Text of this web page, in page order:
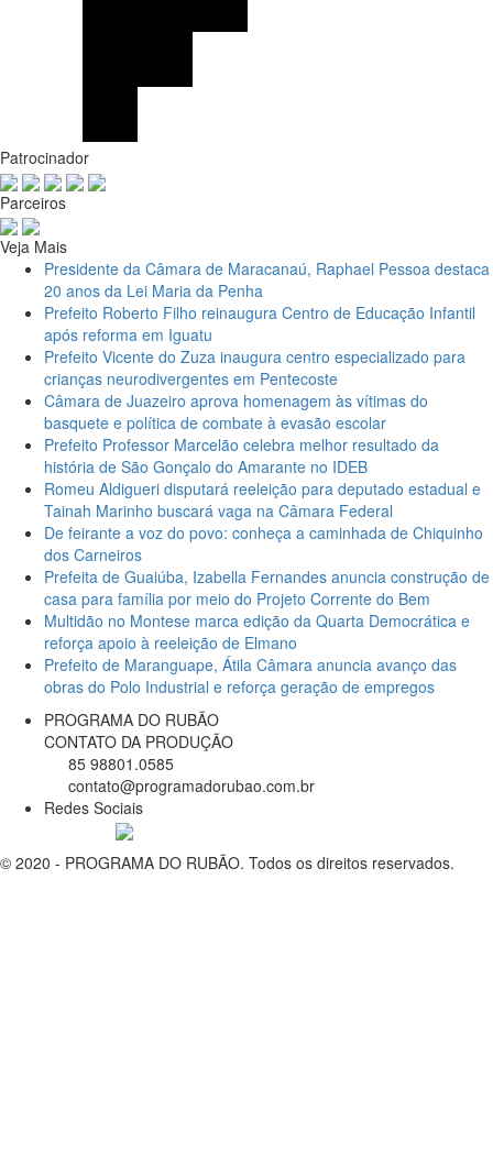
Patrocinador
Parceiros
Veja Mais
Presidente da Câmara de Maracanaú, Raphael Pessoa destaca
20 anos da Lei Maria da Penha
Prefeito Roberto Filho reinaugura Centro de Educação Infantil
após reforma em Iguatu
Prefeito Vicente do Zuza inaugura centro especializado para
crianças neurodivergentes em Pentecoste
Câmara de Juazeiro aprova homenagem às vítimas do
basquete e política de combate à evasão escolar
Prefeito Professor Marcelão celebra melhor resultado da
história de São Gonçalo do Amarante no IDEB
Romeu Aldigueri disputará reeleição para deputado estadual e
Tainah Marinho buscará vaga na Câmara Federal
De feirante a voz do povo: conheça a caminhada de Chiquinho
dos Carneiros
Prefeita de Guaiúba, Izabella Fernandes anuncia construção de
casa para família por meio do Projeto Corrente do Bem
Multidão no Montese marca edição da Quarta Democrática e
reforça apoio à reeleição de Elmano
Prefeito de Maranguape, Átila Câmara anuncia avanço das
obras do Polo Industrial e reforça geração de empregos
PROGRAMA DO RUBÃO
CONTATO DA PRODUÇÃO
85 98801.0585
contato@programadorubao.com.br
Redes Sociais
© 2020 - PROGRAMA DO RUBÃO. Todos os direitos reservados.